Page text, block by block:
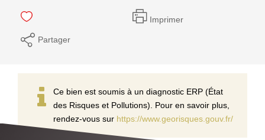
Imprimer
Partager
Ce bien est soumis à un diagnostic ERP (État
des Risques et Pollutions). Pour en savoir plus,
rendez-vous sur https://www.georisques.gouv.fr/